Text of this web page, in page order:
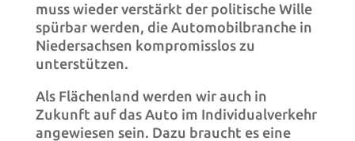
muss wieder verstärkt der politische Wille
spürbar werden, die Automobilbranche in
Niedersachsen kompromisslos zu
unterstützen.
Als Flächenland werden wir auch in
Zukunft auf das Auto im Individualverkehr
angewiesen sein. Dazu braucht es eine